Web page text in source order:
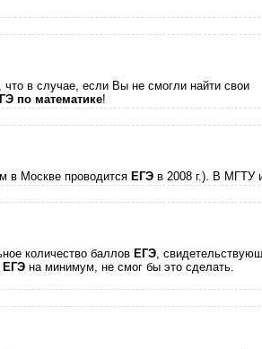
что в случае, если Вы не смогли найти свои
по математике!
в Москве проводится ЕГЭ в 2008 г.). В МГТУ
количество баллов ЕГЭ ,
ЕГЭ на минимум, не смог бы это сделать.